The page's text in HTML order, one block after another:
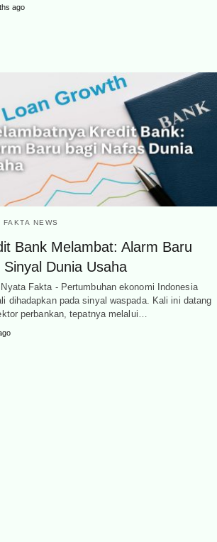
ago
FAKTA NEWS
Bank Melambat: Alarm Baru
Sinyal Dunia Usaha
Nyata Fakta - Pertumbuhan ekonomi Indonesia
dihadapkan pada sinyal waspada. Kali ini datang
perbankan, tepatnya melalui…